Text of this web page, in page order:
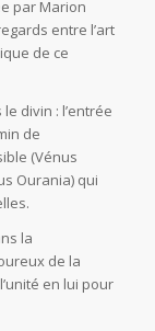
par Marion
entre l’art
de ce
divin : l’entrée
de
(Vénus
Ourania) qui
la
de la
en lui pour